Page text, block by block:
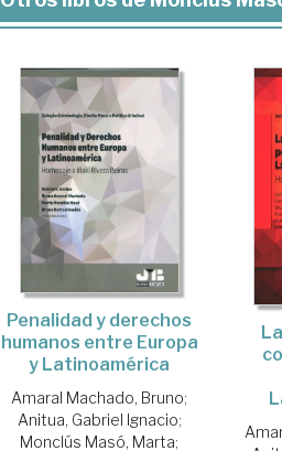
Penalidad y derechos
humanos entre Europa
y Latinoamérica
Amaral Machado, Bruno;
Anitua, Gabriel Ignacio;
Monclús Masó, Marta;